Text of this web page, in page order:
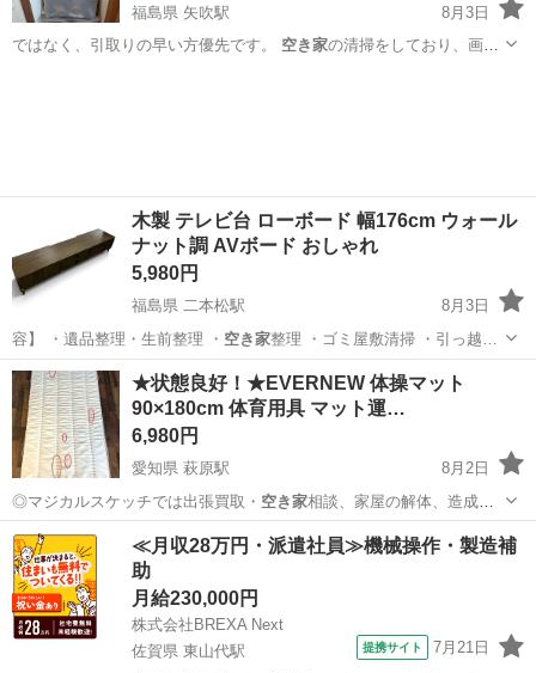
福島県 矢吹駅
8月3日
ではなく、引取りの早い方優先です。 空き家の清掃をしており、画像
木製 テレビ台 ローボード 幅176cm ウォール
ナット調 AVボード おしゃれ
5,980円
福島県 二本松駅
8月3日
容】 ・遺品整理・生前整理 ・ 空き家 整理 ・ゴミ屋敷清掃 ・引っ越…
福島 二本松市 二本松駅 ウォールナット
★状態良好！★EVERNEW 体操マット
90×180cm 体育用具 マット運…
6,980円
愛知県 萩原駅
8月2日
◎マジカルスケッチでは出張買取・ 空き家相談、家屋の解体、造成な
どのサービスも…
愛知 一宮市 萩原駅 その他 マット
≪月収28万円・派遣社員≫機械操作・製造補
助
月給230,000円
株式会社BREXA Next
佐賀県 東山代駅
提携サイト 7月21日